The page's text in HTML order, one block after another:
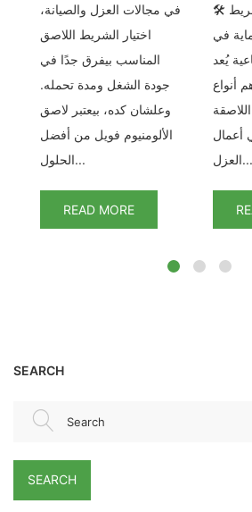
في مجالات العزل والصيانة،
اختيار الشريط اللاصق
المناسب بيفرق جدًا في
جودة الشغل ومدة تحمله.
وعلشان كده، بيعتبر لاصق
الألومنيوم فويل من أفضل
الحلول...
READ MORE
🛠️ الألومنيوم تيب – شريط
في
يُعد
أنواع
أعمال
العزل...
SEARCH
Search
SEARCH